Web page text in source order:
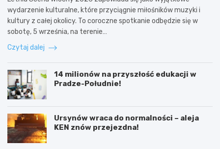
wydarzenie kulturalne, które przyciągnie miłośników muzyki i
kultury z całej okolicy. To coroczne spotkanie odbędzie się w
sobotę, 5 września, na terenie…
Czytaj dalej
14 milionów na przyszłość edukacji w
Pradze-Południe!
Ursynów wraca do normalności – aleja
KEN znów przejezdna!